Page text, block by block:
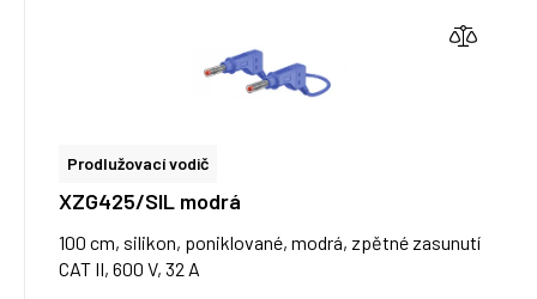
Prodlužovací vodič
XZG425/SIL modrá
100 cm, silikon, poniklované, modrá, zpětné zasunutí
CAT II, 600 V, 32 A